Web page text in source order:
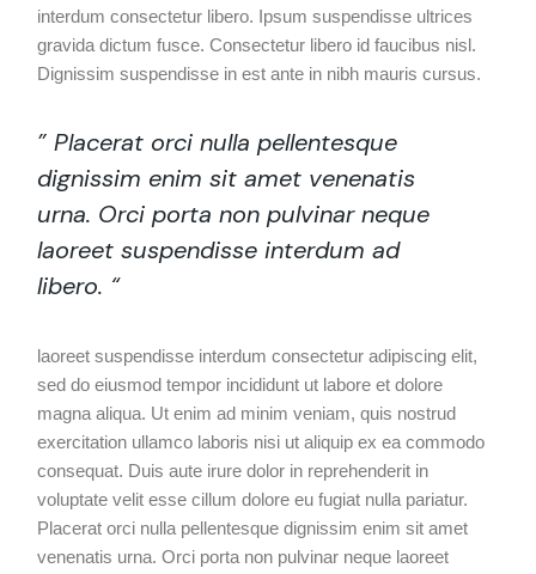
interdum consectetur libero. Ipsum suspendisse ultrices
gravida dictum fusce. Consectetur libero id faucibus nisl.
Dignissim suspendisse in est ante in nibh mauris cursus.
” Placerat orci nulla pellentesque
dignissim enim sit amet venenatis
urna. Orci porta non pulvinar neque
laoreet suspendisse interdum ad
libero. “
laoreet suspendisse interdum consectetur adipiscing elit,
sed do eiusmod tempor incididunt ut labore et dolore
magna aliqua. Ut enim ad minim veniam, quis nostrud
exercitation ullamco laboris nisi ut aliquip ex ea commodo
consequat. Duis aute irure dolor in reprehenderit in
voluptate velit esse cillum dolore eu fugiat nulla pariatur.
Placerat orci nulla pellentesque dignissim enim sit amet
venenatis urna. Orci porta non pulvinar neque laoreet